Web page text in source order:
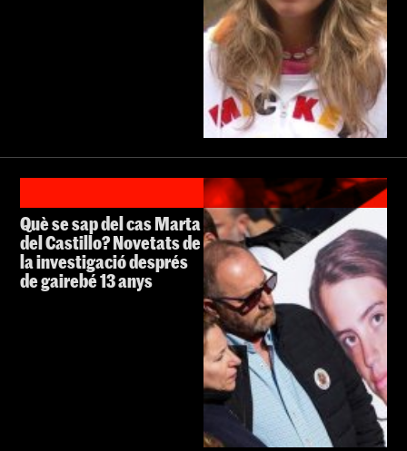
Què se sap del cas Marta
del Castillo? Novetats de
la investigació després
de gairebé 13 anys